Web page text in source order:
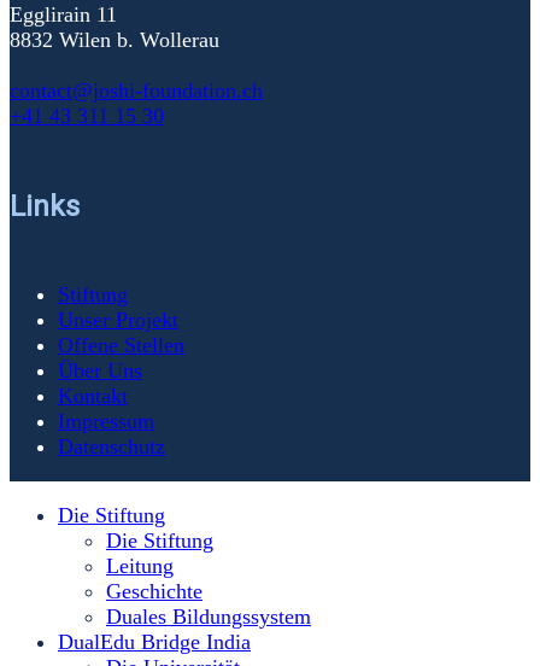
Egglirain 11
8832 Wilen b. Wollerau
contact@joshi-foundation.ch
+41 43 311 15 30
Links
Stiftung
Unser Projekt
Offene Stellen
Über Uns
Kontakt
Impressum
Datenschutz
Die Stiftung
Die Stiftung
Leitung
Geschichte
Duales Bildungssystem
DualEdu Bridge India